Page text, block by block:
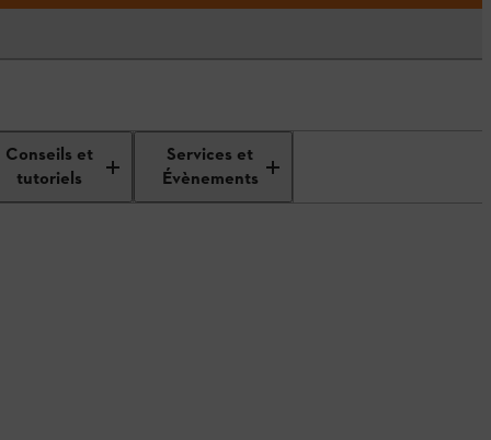
Conseils et
tutoriels
Services et
Évènements